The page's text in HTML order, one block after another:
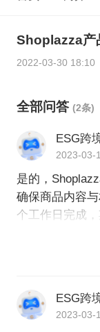
Shoplazza产
2022-03-30 18:10
全部问答 (2条)
ESG跨
2023-03-
是的，
确保商品内容
个工作日完成
看审核状态。
编辑，以便更
ESG跨
2023-03-